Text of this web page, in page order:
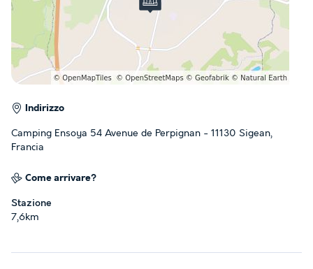
Indirizzo
Camping Ensoya 54 Avenue de Perpignan - 11130 Sigean,
Francia
Come arrivare?
Stazione
7,6km